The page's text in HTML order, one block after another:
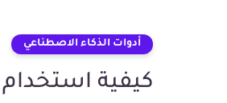
أدوات الذكاء الاصطناعي
كيفية استخدام ChatGPT لكتابة المقالات العربية باحتراف